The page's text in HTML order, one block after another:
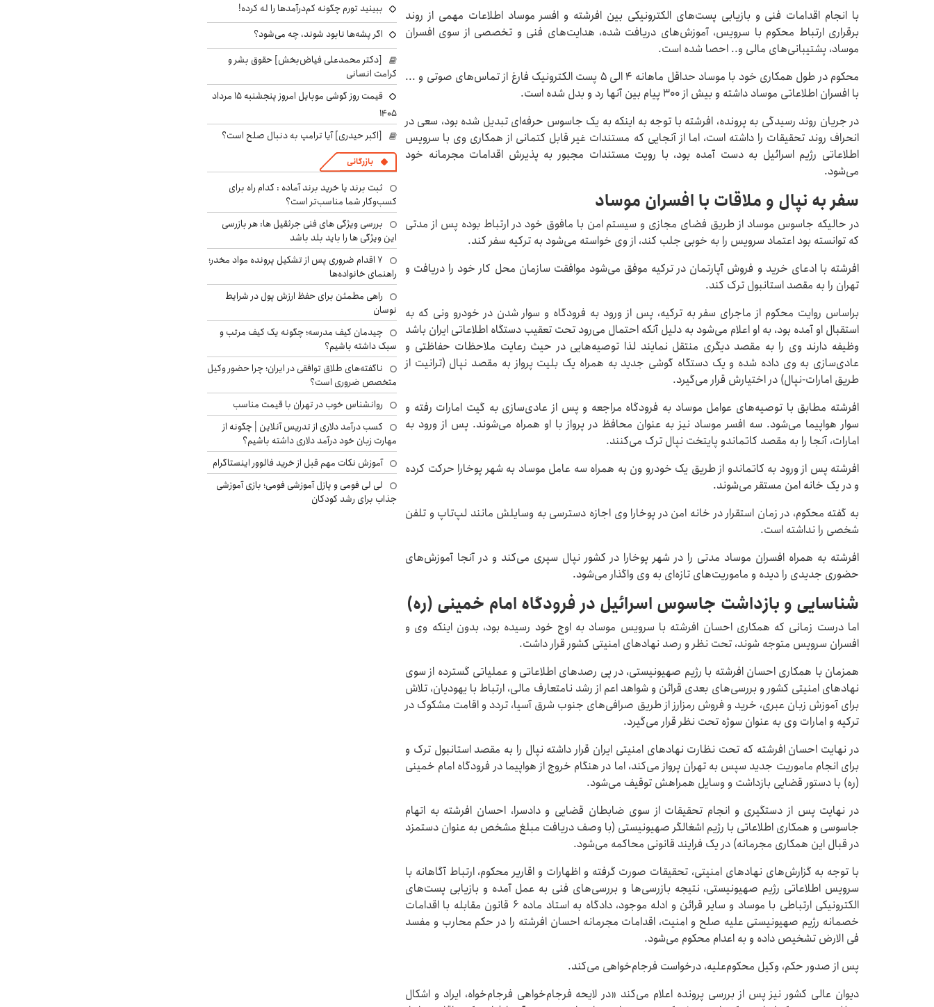
با انجام اقدامات فنی و بازیابی پست‌های الکترونیکی بین افرشته و افسر موساد اطلاعات مهمی از روند
برقراری ارتباط محکوم با سرویس، آموزش‌های دریافت شده، هدایت‌های فنی و تخصصی از سوی افسران
موساد، پشتیبانی‌های مالی و.. احصا شده است.
محکوم در طول همکاری خود با موساد حداقل ماهانه ۴ الی ۵ پست الکترونیک فارغ از تماس‌های صوتی و ...
با افسران اطلاعاتی موساد داشته و بیش از ۳۰۰ پیام بین آنها رد و بدل شده است.
در جریان روند رسیدگی به پرونده، افرشته با توجه به اینکه به یک جاسوس حرفه‌ای تبدیل شده بود، سعی در
انحراف روند تحقیقات را داشته است، اما از آنجایی که مستندات غیر قابل کتمانی از همکاری وی با سرویس
اطلاعاتی رژیم اسرائیل به دست آمده بود، با رویت مستندات مجبور به پذیرش اقدامات مجرمانه خود
می‌شود.
سفر به نپال و ملاقات با افسران موساد
در حالیکه جاسوس موساد از طریق فضای مجازی و سیستم امن با مافوق خود در ارتباط بوده پس از مدتی
که توانسته بود اعتماد سرویس را به خوبی جلب کند، از وی خواسته می‌شود به ترکیه سفر کند.
افرشته با ادعای خرید و فروش آپارتمان در ترکیه موفق می‌شود موافقت سازمان محل کار خود را دریافت و
تهران را به مقصد استانبول ترک کند.
براساس روایت محکوم از ماجرای سفر به ترکیه، پس از ورود به فرودگاه و سوار شدن در خودرو ونی که به
استقبال او آمده بود، به او اعلام می‌شود به دلیل آنکه احتمال می‌رود تحت تعقیب دستگاه اطلاعاتی ایران باشد
وظیفه دارند وی را به مقصد دیگری منتقل نمایند لذا توصیه‌هایی در حیث رعایت ملاحظات حفاظتی و
عادی‌سازی به وی داده شده و یک دستگاه گوشی جدید به همراه یک بلیت پرواز به مقصد نپال (ترانیت از
طریق امارات-نپال) در اختیارش قرار می‌گیرد.
افرشته مطابق با توصیه‌های عوامل موساد به فرودگاه مراجعه و پس از عادی‌سازی به گیت امارات رفته و
سوار هواپیما می‌شود. سه افسر موساد نیز به عنوان محافظ در پرواز با او همراه می‌شوند. پس از ورود به
امارات، آنجا را به مقصد کاتماندو پایتخت نپال ترک می‌کنند.
افرشته پس از ورود به کاتماندو از طریق یک خودرو ون به همراه سه عامل موساد به شهر پوخارا حرکت کرده
و در یک خانه امن مستقر می‌شوند.
به گفته محکوم، در زمان استقرار در خانه امن در پوخارا وی اجازه دسترسی به وسایلش مانند لپ‌تاپ و تلفن
شخصی را نداشته است.
افرشته به همراه افسران موساد مدتی را در شهر پوخارا در کشور نپال سپری می‌کند و در آنجا آموزش‌های
حضوری جدیدی را دیده و ماموریت‌های تازه‌ای به وی واگذار می‌شود.
شناسایی و بازداشت جاسوس اسرائیل در فرودگاه امام خمینی (ره)
اما درست زمانی که همکاری احسان افرشته با سرویس موساد به اوج خود رسیده بود، بدون اینکه وی و
افسران سرویس متوجه شوند، تحت نظر و رصد نهادهای امنیتی کشور قرار داشت.
همزمان با همکاری احسان افرشته با رژیم صهیونیستی، در پی رصدهای اطلاعاتی و عملیاتی گسترده از سوی
نهادهای امنیتی کشور و بررسی‌های بعدی قرائن و شواهد اعم از رشد نامتعارف مالی، ارتباط با یهودیان، تلاش
برای آموزش زبان عبری، خرید و فروش رمزارز از طریق صرافی‌های جنوب شرق آسیا، تردد و اقامت مشکوک در
ترکیه و امارات وی به عنوان سوژه تحت نظر قرار می‌گیرد.
در نهایت احسان افرشته که تحت نظارت نهادهای امنیتی ایران قرار داشته نپال را به مقصد استانبول ترک و
برای انجام ماموریت جدید سپس به تهران پرواز می‌کند، اما در هنگام خروج از هواپیما در فرودگاه امام خمینی
(ره) با دستور قضایی بازداشت و وسایل همراهش توقیف می‌شود.
در نهایت پس از دستگیری و انجام تحقیقات از سوی ضابطان قضایی و دادسرا، احسان افرشته به اتهام
جاسوسی و همکاری اطلاعاتی با رژیم اشغالگر صهیونیستی (با وصف دریافت مبلغ مشخص به عنوان دستمزد
در قبال این همکاری مجرمانه) در یک فرایند قانونی محاکمه می‌شود.
با توجه به گزارش‌های نهادهای امنیتی، تحقیقات صورت گرفته و اظهارات و اقاریر محکوم، ارتباط آگاهانه با
سرویس اطلاعاتی رژیم صهیونیستی، نتیجه بازرسی‌ها و بررسی‌های فنی به عمل آمده و بازیابی پست‌های
الکترونیکی ارتباطی با موساد و سایر قرائن و ادله موجود، دادگاه به استاد ماده ۶ قانون مقابله با اقدامات
خصمانه رژیم صهیونیستی علیه صلح و امنیت، اقدامات مجرمانه احسان افرشته را در حکم محارب و مفسد
فی الارض تشخیص داده و به اعدام محکوم می‌شود.
پس از صدور حکم، وکیل محکوم‌علیه، درخواست فرجام‌خواهی می‌کند.
دیوان عالی کشور نیز پس از بررسی پرونده اعلام می‌کند «در لایحه فرجام‌خواهی فرجام‌خواه، ایراد و اشکال
ببینید تورم چگونه کم‌درآمدها را له کرده!
اگر پشه‌ها نابود شوند، چه می‌شود؟
[دکتر محمدعلی فیاض‌بخش] حقوق بشر و
کرامت انسانی
قیمت روز گوشی موبایل امروز پنجشنبه ۱۵ مرداد
۱۴۰۵
[اکبر حیدری] آیا ترامپ به دنبال صلح است؟
بازرگانی
ثبت برند یا خرید برند آماده : کدام راه برای
کسب‌وکار شما مناسب‌تر است؟
بررسی ویژگی های فنی جرثقیل ها: هر بازرسی
این ویژگی ها را باید بلد باشد
۷ اقدام ضروری پس از تشکیل پرونده مواد مخدر؛
راهنمای خانواده‌ها
راهی مطمئن برای حفظ ارزش پول در شرایط
نوسان
چیدمان کیف مدرسه؛ چگونه یک کیف مرتب و
سبک داشته باشیم؟
ناگفته‌های طلاق توافقی در ایران؛ چرا حضور وکیل
متخصص ضروری است؟
روانشناس خوب در تهران با قیمت مناسب
کسب درآمد دلاری از تدریس آنلاین | چگونه از
مهارت زبان خود درآمد دلاری داشته باشیم؟
آموزش نکات مهم قبل از خرید فالوور اینستاگرام
لی لی فومی و پازل آموزشی فومی؛ بازی آموزشی
جذاب برای رشد کودکان